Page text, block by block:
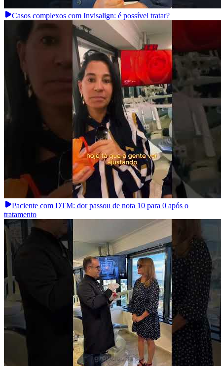
Casos complexos com Invisalign: é possível tratar?
Paciente com DTM: dor passou de nota 10 para 0 após o
tratamento